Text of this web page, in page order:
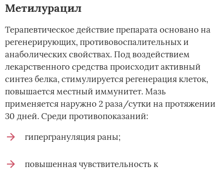
Метилурацил
Терапевтическое действие препарата основано на
регенерирующих, противовоспалительных и
анаболических свойствах. Под воздействием
лекарственного средства происходит активный
синтез белка, стимулируется регенерация клеток,
повышается местный иммунитет. Мазь
применяется наружно 2 раза/сутки на протяжении
30 дней. Среди противопоказаний:
гипергрануляция раны;
повышенная чувствительность к